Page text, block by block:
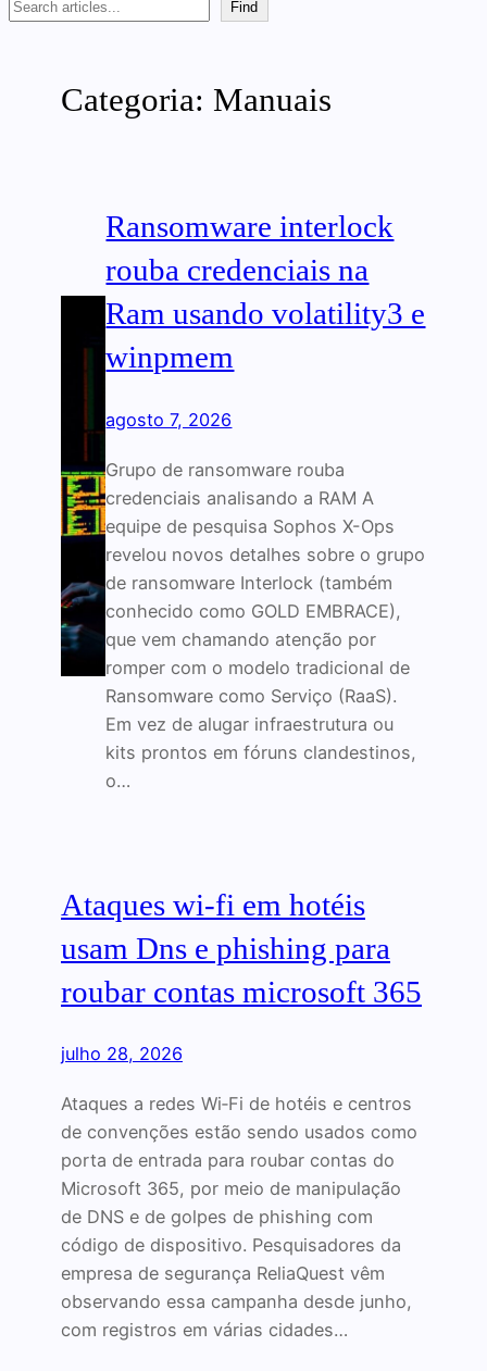
Search
Find
Categoria: Manuais
Ransomware interlock
rouba credenciais na
Ram usando volatility3 e
winpmem
agosto 7, 2026
Grupo de ransomware rouba
credenciais analisando a RAM A
equipe de pesquisa Sophos X-Ops
revelou novos detalhes sobre o grupo
de ransomware Interlock (também
conhecido como GOLD EMBRACE),
que vem chamando atenção por
romper com o modelo tradicional de
Ransomware como Serviço (RaaS).
Em vez de alugar infraestrutura ou
kits prontos em fóruns clandestinos,
o…
Ataques wi‑fi em hotéis
usam Dns e phishing para
roubar contas microsoft 365
julho 28, 2026
Ataques a redes Wi‑Fi de hotéis e centros
de convenções estão sendo usados como
porta de entrada para roubar contas do
Microsoft 365, por meio de manipulação
de DNS e de golpes de phishing com
código de dispositivo. Pesquisadores da
empresa de segurança ReliaQuest vêm
observando essa campanha desde junho,
com registros em várias cidades…